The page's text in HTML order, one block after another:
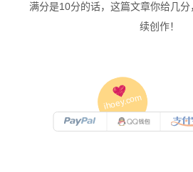
满分是10分的话，这篇文章你给几
续创作！
ihoey.com